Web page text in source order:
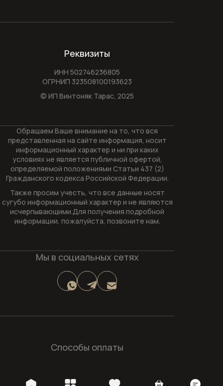
Реквизиты
ИНН 502746236805
ОГРНИП 323508100193623
© ИП Винтоняк Тарас, 2025
Обращаем Ваше внимание на то, что вся
представленная на сайте информация, носит
информационный характер и ни при каких
условиях не является публичной офертой,
определяемой положениями Статьи 437 (2)
Гражданского кодекса Российской Федерации.
Также просим учесть, что все данные носят
сугубо информационный характер и не являются
исчерпывающими.Для получения подробной
информации, пожалуйста, позвоните нам.
Мы в социальных сетях
Способы оплаты